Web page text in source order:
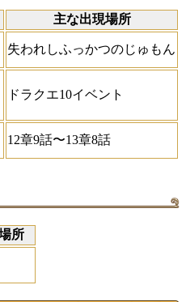
主な出現場所
失われしふっかつのじゅもん
ドラクエ10イベント
12章9話〜13章8話
所